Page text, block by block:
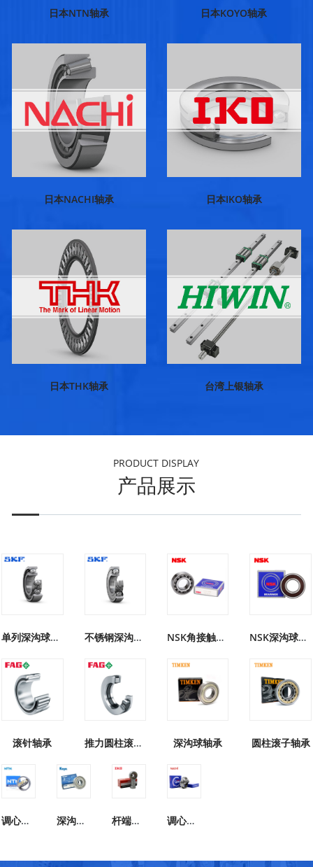
日本NTN轴承 日本KOYO轴承
日本NACHI轴承 日本IKO轴承
日本THK轴承 台湾上银轴承
PRODUCT DISPLAY
产品展示
单列深沟球轴承 不锈钢深沟球轴承 NSK角接触球轴承 NSK深沟球轴承
滚针轴承 推力圆柱滚子轴承 深沟球轴承 圆柱滚子轴承
调心滚子轴承 深沟球轴承 杆端关节轴承 调心滚子轴承